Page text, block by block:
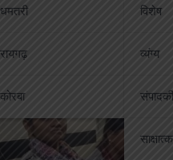
धमतरी
रायगढ़
कोरबा
विशेष
व्यंग्य